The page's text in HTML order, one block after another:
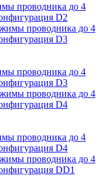
проводника до 4
D2
проводника до 4
D3
проводника до 4
D4